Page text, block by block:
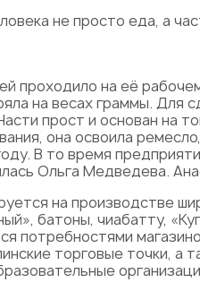
не просто еда, а
проходило на её
на весах граммы. Для
прост и основан на
она освоила
В то время
Ольга Медведева.
на производстве
батоны, чиабатту,
потребностями
торговые точки, а